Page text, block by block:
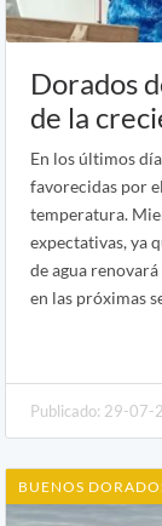
Dorados
de la
En los últimos
favorecidas por
temperatura.
expectativas, ya
de agua
en las próximas
Publicado: 29-
BUENOS